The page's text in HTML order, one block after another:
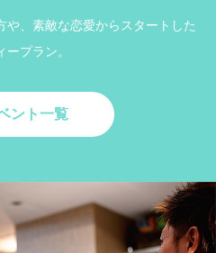
、素敵な恋愛からスタートした
プラン。
ント一覧